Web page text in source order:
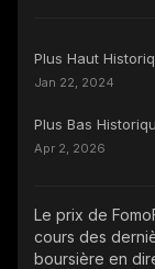
Plus Haut
Jan 22, 2024
Plus Bas
Apr 2, 2026
Le prix de
cours des
boursière en